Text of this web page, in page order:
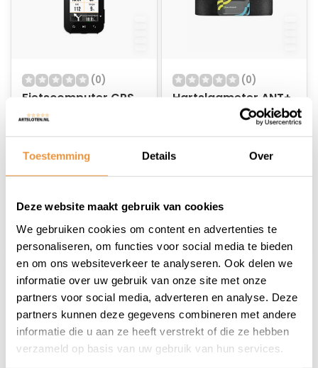
Toestemming Details Over
Deze website maakt gebruik van cookies
We gebruiken cookies om content en advertenties te
personaliseren, om functies voor social media te bieden
en om ons websiteverkeer te analyseren. Ook delen we
informatie over uw gebruik van onze site met onze
partners voor social media, adverteren en analyse. Deze
partners kunnen deze gegevens combineren met andere
informatie die u aan ze heeft verstrekt of die ze hebben
verzameld op basis van uw gebruik van hun services.
(0)
Fietscomputer GPS
Navigatie L2
Op voorraad
119,95
(0)
Hartslagmeter ANT+
Bluetooth A3
Op voorraad
49,95